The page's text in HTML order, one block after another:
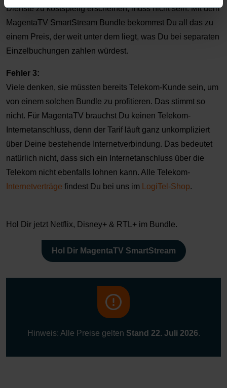
Dienste zu kostspielig erscheinen, muss nicht sein. Mit dem
MagentaTV SmartStream Bundle bekommst Du all das zu
einem Preis, der weit unter dem liegt, was Du bei separaten
Einzelbuchungen zahlen würdest.
Fehler 3:
Viele denken, sie müssten bereits Telekom-Kunde sein, um
von einem solchen Bundle zu profitieren. Das stimmt so
nicht. Für MagentaTV brauchst Du keinen Telekom-
Internetanschluss, denn der Tarif läuft ganz unkompliziert
über Deine bestehende Internetverbindung. Das bedeutet
natürlich nicht, dass sich ein Internetanschluss über die
Telekom nicht ebenfalls lohnen kann. Alle Telekom-
Internetverträge findest Du bei uns im LogiTel-Shop.
Hol Dir jetzt Netflix, Disney+ & RTL+ im Bundle.
Hol Dir MagentaTV SmartStream
Hinweis: Alle Preise gelten Stand 22. Juli 2026.